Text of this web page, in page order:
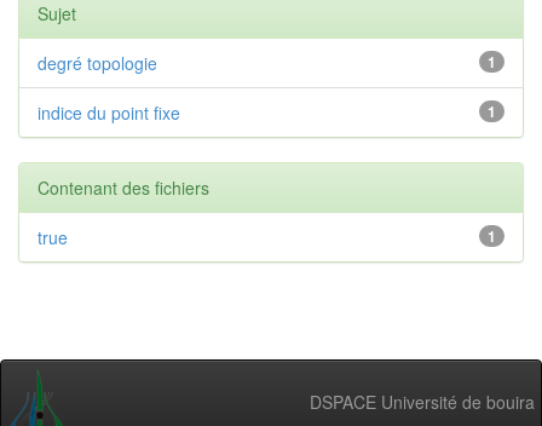
Sujet
1
degré topologie
1
indice du point fixe
Contenant des fichiers
1
true
DSPACE Université de bouira